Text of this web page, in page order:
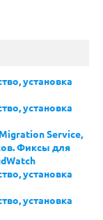
установка
установка
Service,
Фиксы для
установка
установка